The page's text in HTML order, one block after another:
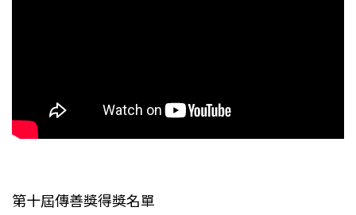
第十屆傳善獎得獎名單